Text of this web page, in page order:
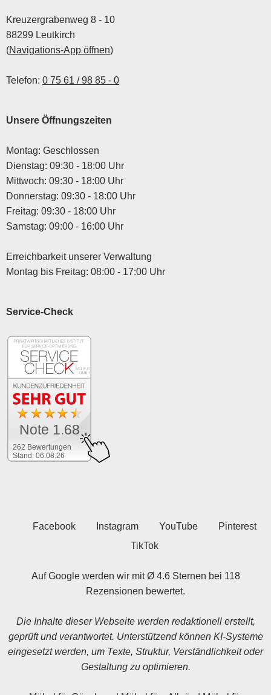
Kreuzergrabenweg 8 - 10
88299 Leutkirch
(Navigations-App öffnen)
Telefon: 0 75 61 / 98 85 - 0
Unsere Öffnungszeiten
Montag: Geschlossen
Dienstag: 09:30 - 18:00 Uhr
Mittwoch: 09:30 - 18:00 Uhr
Donnerstag: 09:30 - 18:00 Uhr
Freitag: 09:30 - 18:00 Uhr
Samstag: 09:00 - 16:00 Uhr
Erreichbarkeit unserer Verwaltung
Montag bis Freitag: 08:00 - 17:00 Uhr
Service-Check
262 Bewertungen
Stand: 06.08.26
Note 1.68
Facebook Instagram YouTube
Pinterest
TikTok
Auf Google werden wir mit Ø 4.6 Sternen bei 118
Rezensionen bewertet.
Die Inhalte dieser Webseite werden redaktionell erstellt,
geprüft und verantwortet. Unterstützend können KI-Systeme
eingesetzt werden, um Texte, Struktur, Verständlichkeit oder
Gestaltung zu optimieren.